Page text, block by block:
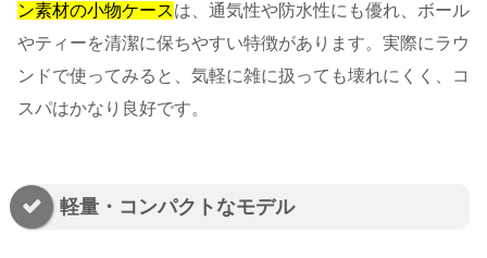
ン素材の小物ケースは、通気性や防水性にも優れ、ボール
やティーを清潔に保ちやすい特徴があります。実際にラウ
ンドで使ってみると、気軽に雑に扱っても壊れにくく、コ
スパはかなり良好です。
軽量・コンパクトなモデル